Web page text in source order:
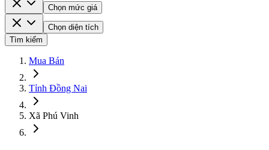
Chọn mức giá
Chọn diện tích
Tìm kiếm
Mua Bán
Tỉnh Đồng Nai
Xã Phú Vinh